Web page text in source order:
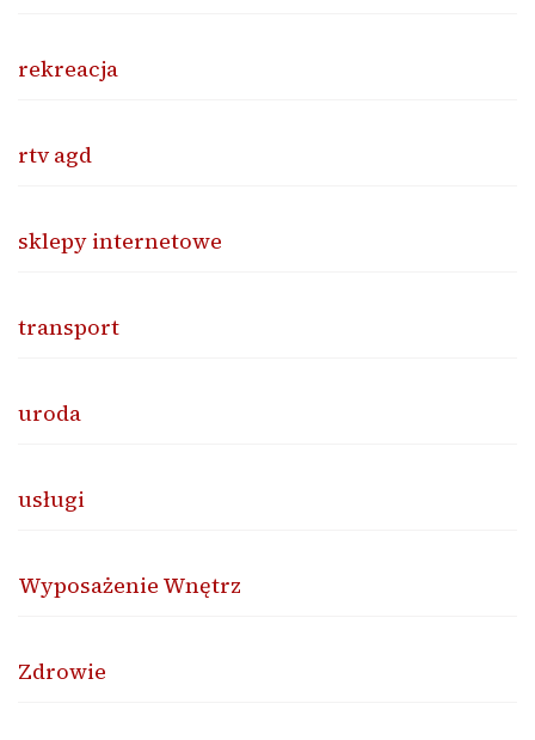
rekreacja
rtv agd
sklepy internetowe
transport
uroda
usługi
Wyposażenie Wnętrz
Zdrowie